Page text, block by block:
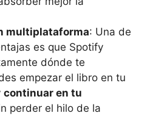
multiplataforma: Una de
es que Spotify
dónde te
empezar el libro en tu
continuar en tu
perder el hilo de la